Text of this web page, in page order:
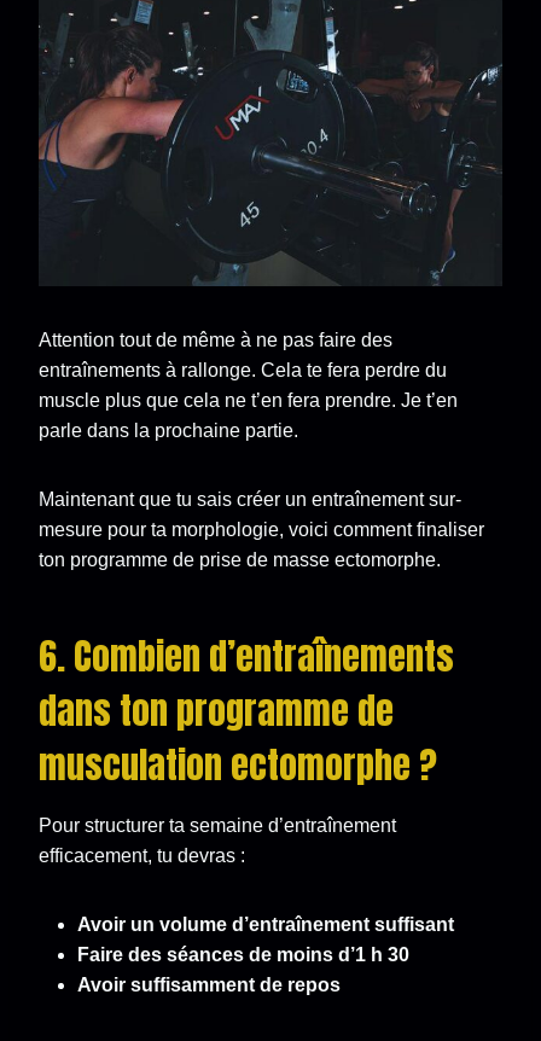
Attention tout de même à ne pas faire des
entraînements à rallonge. Cela te fera perdre du
muscle plus que cela ne t’en fera prendre. Je t’en
parle dans la prochaine partie.
Maintenant que tu sais créer un entraînement sur-
mesure pour ta morphologie, voici comment finaliser
ton programme de prise de masse ectomorphe.
6. Combien d’entraînements
dans ton programme de
musculation ectomorphe ?
Pour structurer ta semaine d’entraînement
efficacement, tu devras :
Avoir un volume d’entraînement suffisant
Faire des séances de moins d’1 h 30
Avoir suffisamment de repos